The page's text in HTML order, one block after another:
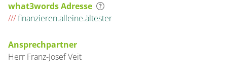
what3words Adresse
///finanzieren.alleine.ältester
Ansprechpartner
Herr Franz-JosefVeit